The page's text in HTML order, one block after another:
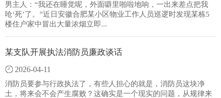
男主人：“我还在睡觉呢，外面噼里啪啦地响，一出来差点把我
呛‘死’了。”近日安徽合肥某小区物业工作人员巡逻时发现某栋5
楼住户家中冒出大量浓烟立即...
某支队开展执法消防员廉政谈话
2026-04-11
消防员要参与行政执法了，有些人担心的就是，消防员这块净
土，将来会不会产生腐败？这确实是一个现实的问题，从规律来